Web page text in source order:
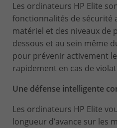
Les ordinateurs HP Elite
fonctionnalités de sécurité
matériel et des niveaux de
dessous et au sein même
pour prévenir activement
rapidement en cas de
Une défense intelligente
Les ordinateurs HP Elite
longueur d’avance sur les